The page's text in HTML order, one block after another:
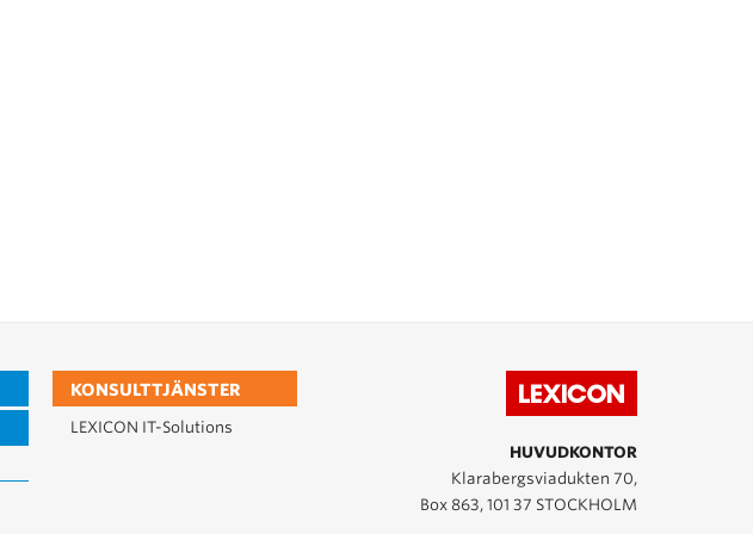
KONSULTTJÄNSTER
LEXICON IT-Solutions
HUVUDKONTOR
Klarabergsviadukten 70,
Box 863, 101 37 STOCKHOLM